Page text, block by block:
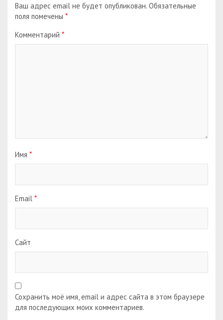
Ваш адрес email не будет опубликован. Обязательные
поля помечены *
Комментарий *
Имя *
Email *
Сайт
Сохранить моё имя, email и адрес сайта в этом браузере
для последующих моих комментариев.